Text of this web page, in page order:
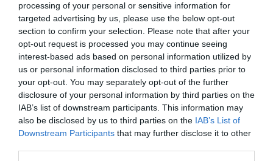
processing of your personal or sensitive information for
targeted advertising by us, please use the below opt-out
section to confirm your selection. Please note that after your
opt-out request is processed you may continue seeing
interest-based ads based on personal information utilized by
us or personal information disclosed to third parties prior to
your opt-out. You may separately opt-out of the further
disclosure of your personal information by third parties on the
IAB’s list of downstream participants. This information may
also be disclosed by us to third parties on the IAB’s List of
Downstream Participants that may further disclose it to other
számára.
Figyelmedbe ajánljuk!
Vilmosék óvatosan készítik fel György
herceget a trónra
Számos királyi szakértői vélemény szerint a 10 éves